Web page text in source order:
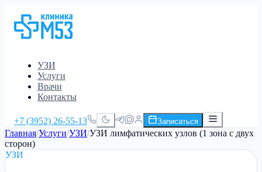
УЗИ
Услуги
Врачи
Контакты
+7 (3952) 26-55-13 Записаться
Главная/Услуги/УЗИ/УЗИ лимфатических узлов (1 зона с двух
сторон)
УЗИ